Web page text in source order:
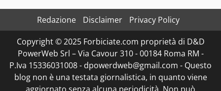
Redazione Disclaimer
Privacy Policy
Copyright © 2025 Forbiciate.com proprietà di D&D
PowerWeb Srl – Via Cavour 310 - 00184 Roma RM -
P.Iva 15336031008 - dpowerdweb@gmail.com - Questo
blog non è una testata giornalistica, in quanto viene